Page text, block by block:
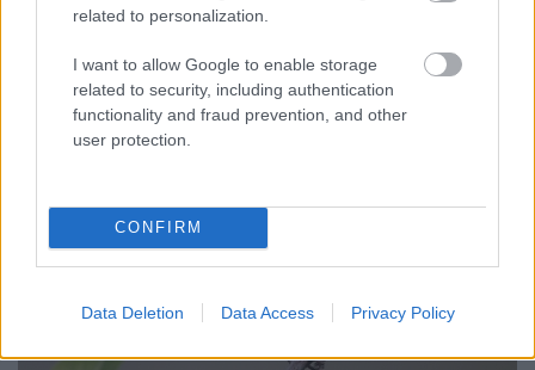
related to personalization.
I want to allow Google to enable storage
related to security, including authentication
functionality and fraud prevention, and other
user protection.
CONFIRM
Data Deletion Data Access Privacy Policy